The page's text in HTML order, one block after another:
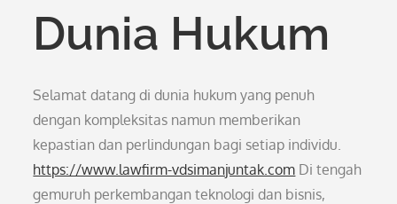
Dunia Hukum
Selamat datang di dunia hukum yang penuh
dengan kompleksitas namun memberikan
kepastian dan perlindungan bagi setiap individu.
https://www.lawfirm-vdsimanjuntak.com Di tengah
gemuruh perkembangan teknologi dan bisnis,